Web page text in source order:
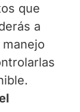
que
a